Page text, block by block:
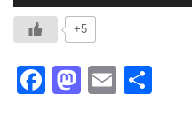
+5
Facebook
Mastodon
Email